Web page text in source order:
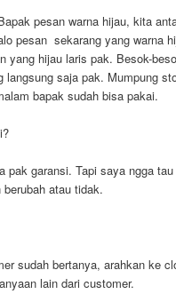
pesan warna hijau, kita
pesan sekarang yang warna
yang hijau laris pak. Besok-
langsung saja pak. Mumpung
bapak sudah bisa pakai.
pak garansi. Tapi saya ngga
berubah atau tidak.
sudah bertanya, arahkan ke
lain dari customer.